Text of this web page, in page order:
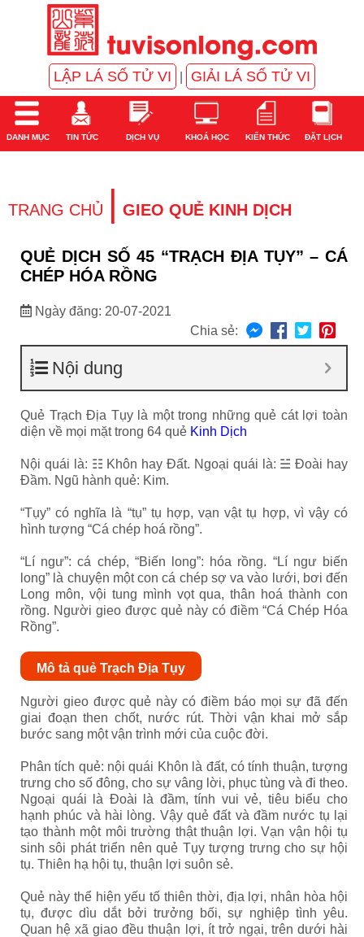
LẬP LÁ SỐ TỬ VI GIẢI LÁ SỐ TỬ VI
DANH MỤC TIN TỨC DỊCH VỤ KHOÁ HỌC KIẾN THỨC ĐẶT LỊCH
TRANG CHỦ | GIEO QUẺ KINH DỊCH
QUẺ DỊCH SỐ 45 “TRẠCH ĐỊA TỤY” – CÁ
CHÉP HÓA RỒNG
Ngày đăng: 20-07-2021
Chia sẻ:
Nội dung
Quẻ Trạch Địa Tụy là một trong những quẻ cát lợi toàn
diện về mọi mặt trong 64 quẻ Kinh Dịch
Nội quái là: ☷ Khôn hay Đất. Ngoại quái là: ☱ Đoài hay
Đầm. Ngũ hành quẻ: Kim.
“Tụy” có nghĩa là “tụ” tụ hợp, vạn vật tụ hợp, vì vậy có
hình tượng “Cá chép hoá rồng”.
“Lí ngư”: cá chép, “Biến long”: hóa rồng. “Lí ngư biến
long” là chuyện một con cá chép sợ va vào lưới, bơi đến
Long môn, vội tung mình vọt qua, thân hoá thành con
rồng. Người gieo được quẻ này có điềm “Cá Chép Hóa
Rồng”.
Mô tả quẻ Trạch Địa Tụy
Người gieo được quẻ này có điềm báo mọi sự đã đến
giai đoạn then chốt, nước rút. Thời vận khai mở sắp
bước sang một vận trình mới của cuộc đời.
Phân tích quẻ: nội quái Khôn là đất, có tính thuận, tượng
trưng cho số đông, cho sự vâng lời, phục tùng và đi theo.
Ngoại quái là Đoài là đầm, tính vui vẻ, tiêu biểu cho
hạnh phúc và hài lòng. Vậy quẻ đất và đầm nước tụ lại
tạo thành một môi trường thật thuận lợi. Vạn vận hội tụ
sinh sôi phát triển nên quẻ Tụy tượng trưng cho sự hội
tụ. Thiên hạ hội tụ, thuận lợi suôn sẻ.
Quẻ này thể hiện yếu tố thiên thời, địa lợi, nhân hòa hội
tụ, được dìu dắt bởi trưởng bối, sự nghiệp tình yêu.
Quan hệ xã giao đều thuận lợi, ít trở ngại, trên dưới hài